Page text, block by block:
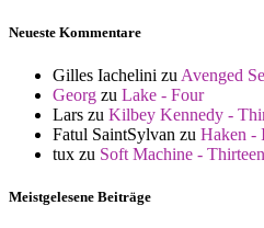
Neueste Kommentare
Gilles Iachelini zu Avenged
Georg zu Lake - Four
Lars zu Kilbey Kennedy -
Fatul SaintSylvan zu Haken -
tux zu Soft Machine - Thirteen
Meistgelesene Beiträge